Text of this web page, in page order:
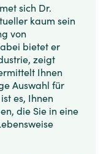
sich Dr.
kaum sein
von
bietet er
zeigt
Ihnen
Auswahl für
es, Ihnen
die Sie in eine